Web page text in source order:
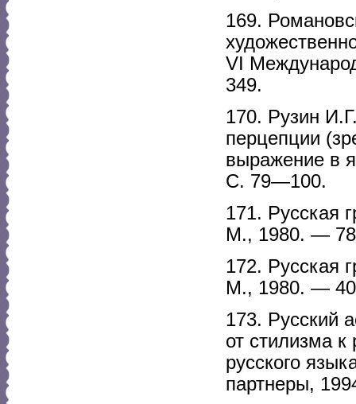
169.
VI
349.
170. Рузин
перцепции
выражение в
С. 79—100.
171.
М., 1980. —
172.
М., 1980. —
173. Русский
от стилизма к
русского
партнеры,